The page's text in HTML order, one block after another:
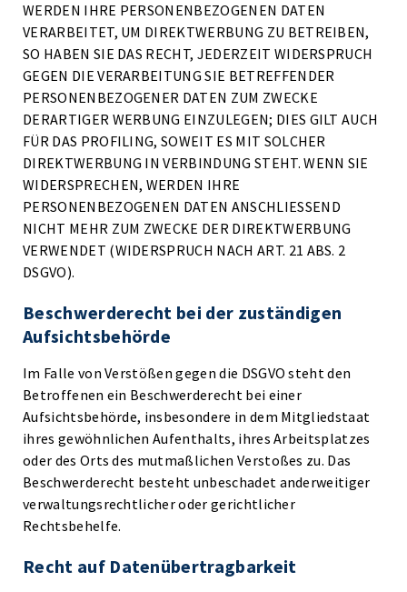
WERDEN IHRE PERSONENBEZOGENEN DATEN
VERARBEITET, UM DIREKTWERBUNG ZU BETREIBEN,
SO HABEN SIE DAS RECHT, JEDERZEIT WIDERSPRUCH
GEGEN DIE VERARBEITUNG SIE BETREFFENDER
PERSONENBEZOGENER DATEN ZUM ZWECKE
DERARTIGER WERBUNG EINZULEGEN; DIES GILT AUCH
FÜR DAS PROFILING, SOWEIT ES MIT SOLCHER
DIREKTWERBUNG IN VERBINDUNG STEHT. WENN SIE
WIDERSPRECHEN, WERDEN IHRE
PERSONENBEZOGENEN DATEN ANSCHLIESSEND
NICHT MEHR ZUM ZWECKE DER DIREKTWERBUNG
VERWENDET (WIDERSPRUCH NACH ART. 21 ABS. 2
DSGVO).
Beschwerde­recht bei der zuständigen
Aufsichts­behörde
Im Falle von Verstößen gegen die DSGVO steht den
Betroffenen ein Beschwerderecht bei einer
Aufsichtsbehörde, insbesondere in dem Mitgliedstaat
ihres gewöhnlichen Aufenthalts, ihres Arbeitsplatzes
oder des Orts des mutmaßlichen Verstoßes zu. Das
Beschwerderecht besteht unbeschadet anderweitiger
verwaltungsrechtlicher oder gerichtlicher
Rechtsbehelfe.
Recht auf Daten­übertrag­barkeit